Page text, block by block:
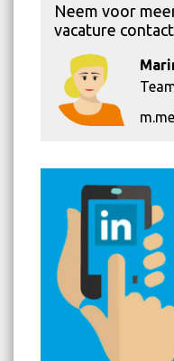
Neem voor
vacature